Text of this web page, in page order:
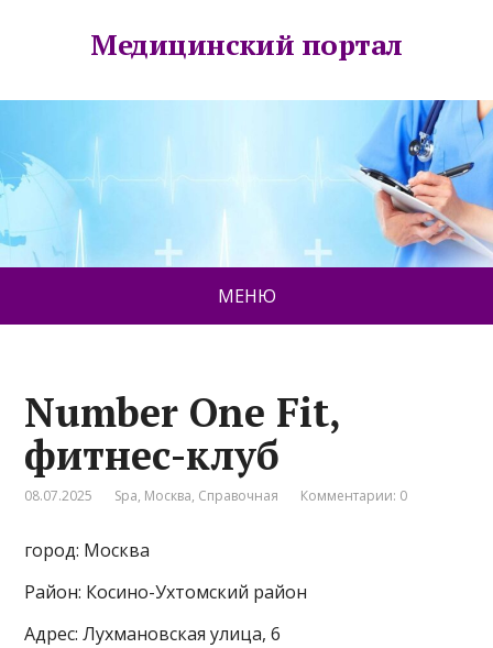
Медицинский портал
МЕНЮ
Number One Fit,
фитнес-клуб
08.07.2025 Spa, Москва, Справочная Комментарии: 0
город: Москва
Район: Косино-Ухтомский район
Адрес: Лухмановская улица, 6